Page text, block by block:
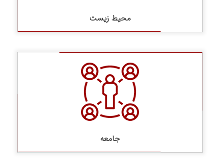
محیط زیست
جامعه